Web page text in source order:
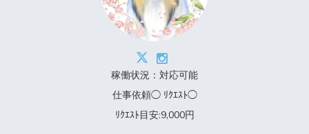
稼働状況：対応可能
仕事依頼◯ ﾘｸｴｽﾄ◯
ﾘｸｴｽﾄ目安:9,000円